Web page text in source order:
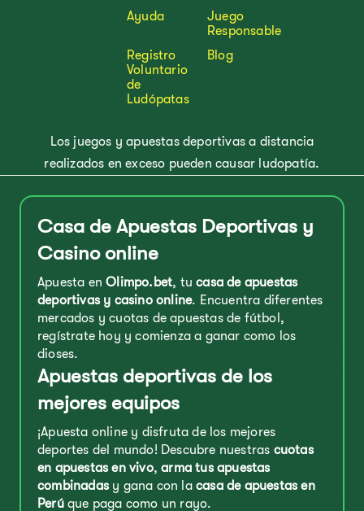
Ayuda
Juego
Responsable
Registro
Voluntario
de
Ludópatas
Blog
Los juegos y apuestas deportivas a distancia
realizados en exceso pueden causar ludopatía.
Casa de Apuestas Deportivas y
Casino online
Apuesta enOlimpo.bet, tucasa de apuestas
deportivas y casino online. Encuentra diferentes
mercados y cuotas de apuestas de fútbol,
regístrate hoy y comienza a ganar como los
dioses.
Apuestas deportivas de los
mejores equipos
¡Apuesta online y disfruta de los mejores
deportes del mundo! Descubre nuestras cuotas
en apuestas en vivo,arma tus apuestas
combinadasy gana con la casa de apuestas en
Perúque paga como un rayo.